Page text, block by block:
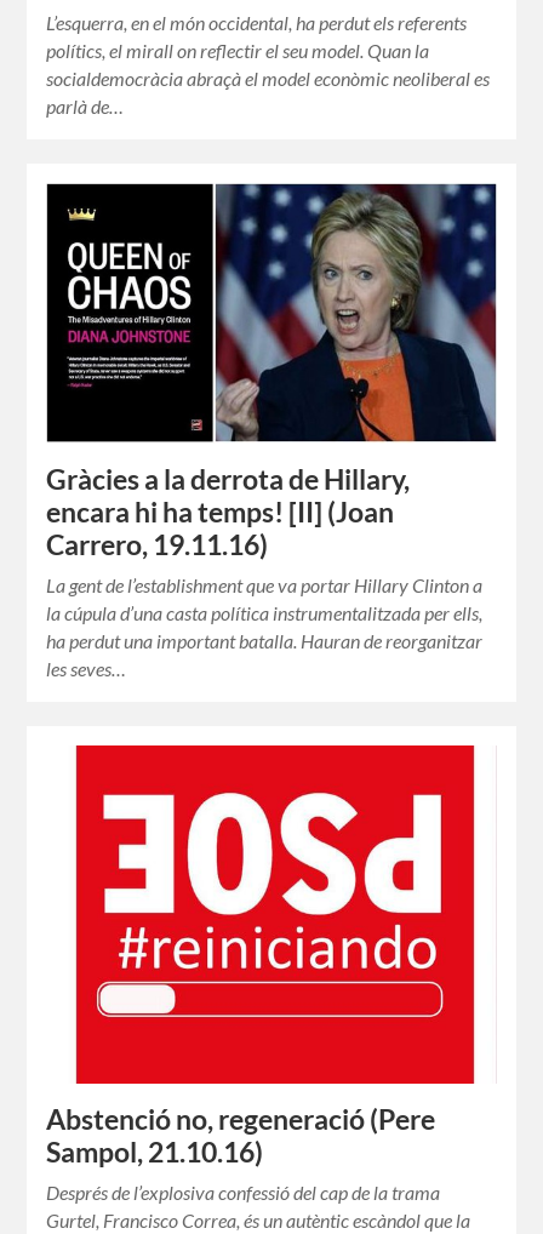
L’esquerra, en el món occidental, ha perdut els referents
polítics, el mirall on reflectir el seu model. Quan la
socialdemocràcia abraçà el model econòmic neoliberal es
parlà de…
Gràcies a la derrota de Hillary,
encara hi ha temps! [II] (Joan
Carrero, 19.11.16)
La gent de l’establishment que va portar Hillary Clinton a
la cúpula d’una casta política instrumentalitzada per ells,
ha perdut una important batalla. Hauran de reorganitzar
les seves…
Abstenció no, regeneració (Pere
Sampol, 21.10.16)
Després de l’explosiva confessió del cap de la trama
Gurtel, Francisco Correa, és un autèntic escàndol que la